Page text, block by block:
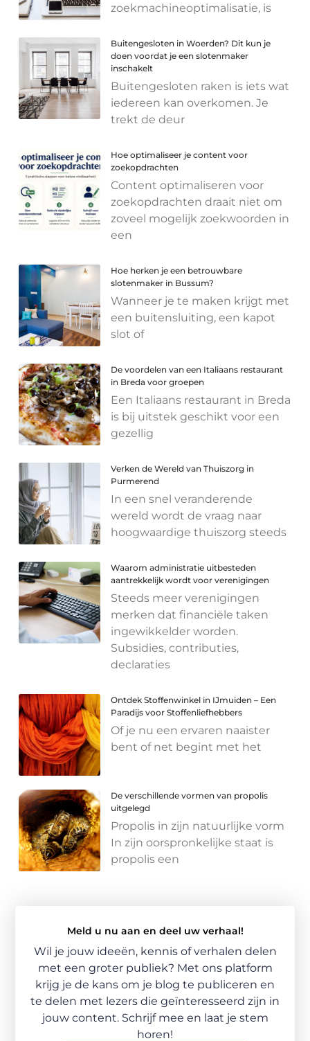
zoekmachineoptimalisatie, is
Buitengesloten in Woerden? Dit kun je
doen voordat je een slotenmaker
inschakelt
Buitengesloten raken is iets wat
iedereen kan overkomen. Je
trekt de deur
Hoe optimaliseer je content voor
zoekopdrachten
Content optimaliseren voor
zoekopdrachten draait niet om
zoveel mogelijk zoekwoorden in
een
Hoe herken je een betrouwbare
slotenmaker in Bussum?
Wanneer je te maken krijgt met
een buitensluiting, een kapot
slot of
De voordelen van een Italiaans restaurant
in Breda voor groepen
Een Italiaans restaurant in Breda
is bij uitstek geschikt voor een
gezellig
Verken de Wereld van Thuiszorg in
Purmerend
In een snel veranderende
wereld wordt de vraag naar
hoogwaardige thuiszorg steeds
Waarom administratie uitbesteden
aantrekkelijk wordt voor verenigingen
Steeds meer verenigingen
merken dat financiële taken
ingewikkelder worden.
Subsidies, contributies,
declaraties
Ontdek Stoffenwinkel in IJmuiden – Een
Paradijs voor Stoffenliefhebbers
Of je nu een ervaren naaister
bent of net begint met het
De verschillende vormen van propolis
uitgelegd
Propolis in zijn natuurlijke vorm
In zijn oorspronkelijke staat is
propolis een
Meld u nu aan en deel uw verhaal!
Wil je jouw ideeën, kennis of verhalen delen
met een groter publiek? Met ons platform
krijg je de kans om je blog te publiceren en
te delen met lezers die geïnteresseerd zijn in
jouw content. Schrijf mee en laat je stem
horen!